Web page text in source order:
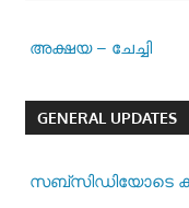
അക്ഷയ – ചേച്ചി
GENERAL UPDATES
സബ്സിഡിയോടെ